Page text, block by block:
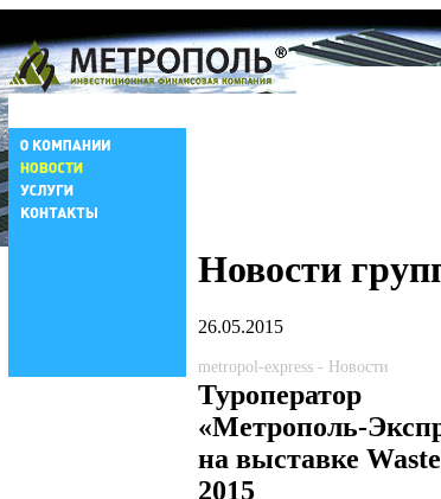
Новости
26.05.2015
metropol-express - Новости
Туроператор
«Метрополь-
на выставке
2015